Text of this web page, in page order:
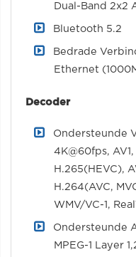
Dual-Band 2x2
Bluetooth 5.2
Bedrade
Ethernet
Decoder
Ondersteunde
4K@60fps, AV1,
H.265(HEVC),
H.264(AVC,
WMV/VC-1,
Ondersteunde
MPEG-1 Layer